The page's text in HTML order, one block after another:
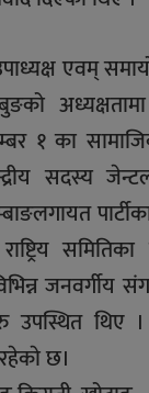
एवम्
१ का
सदस्य
जनवर्गीय
उपस्थित थिए
छ।